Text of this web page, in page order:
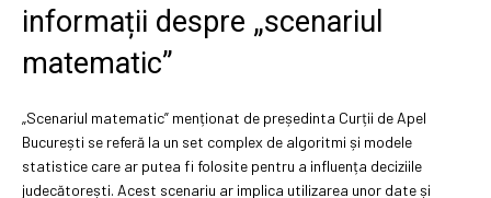
informații despre „scenariul
matematic”
„Scenariul matematic” menționat de președinta Curții de Apel
București se referă la un set complex de algoritmi și modele
statistice care ar putea fi folosite pentru a influența deciziile
judecătorești. Acest scenariu ar implica utilizarea unor date și